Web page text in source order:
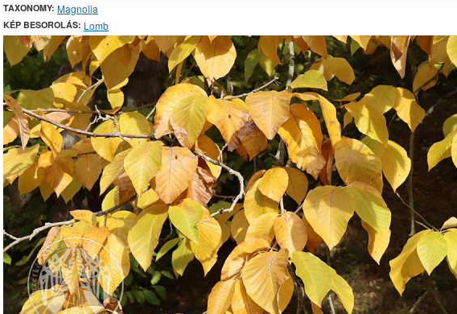
TAXONOMY: Magnolia
KÉP BESOROLÁS: Lomb